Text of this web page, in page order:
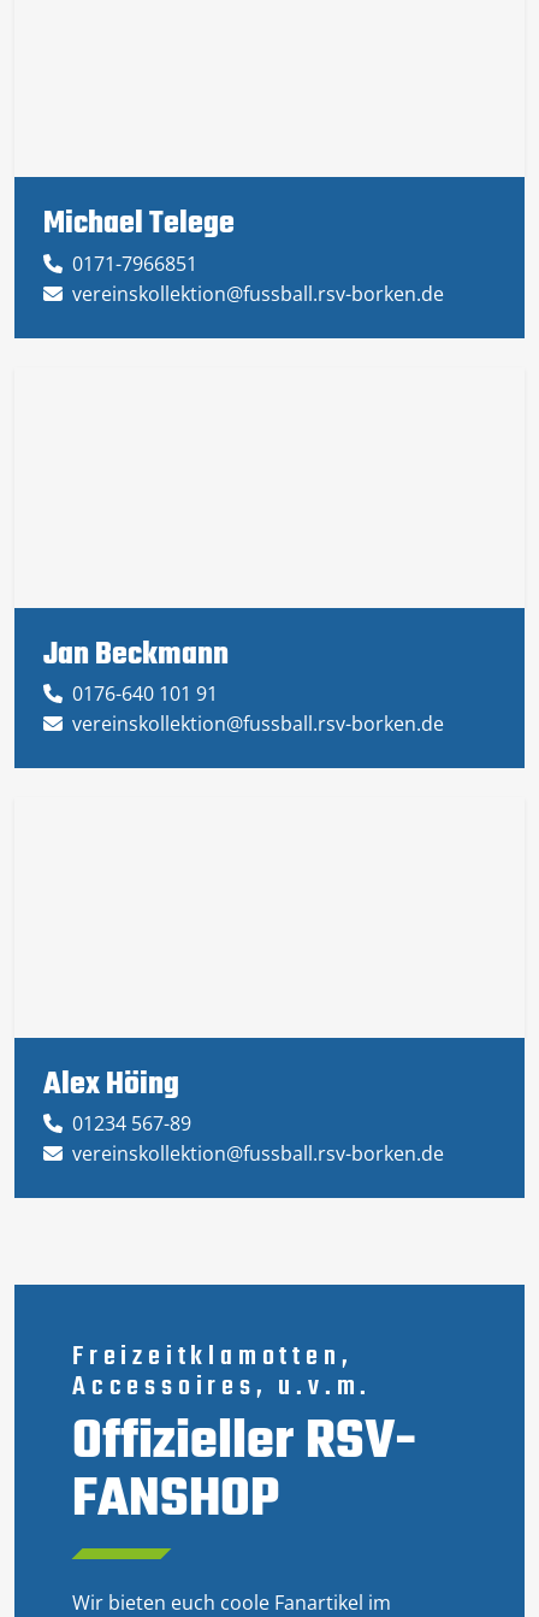
Michael Telege
0171-7966851
vereinskollektion@fussball.rsv-borken.de
Jan Beckmann
0176-640 101 91
vereinskollektion@fussball.rsv-borken.de
Alex Höing
01234 567-89
vereinskollektion@fussball.rsv-borken.de
Freizeitklamotten,
Accessoires, u.v.m.
Offizieller RSV-
FANSHOP
Wir bieten euch coole Fanartikel im